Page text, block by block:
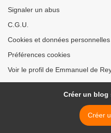
Signaler un abus
C.G.U.
Cookies et données personnelles
Préférences cookies
Voir le profil de Emmanuel de
Créer un blog
Créer